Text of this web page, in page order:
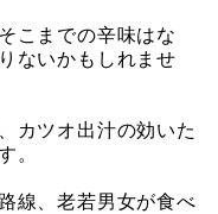
こまでの辛味はな
ないかもしれませ
カツオ出汁の効いた
。
線、老若男女が食べ